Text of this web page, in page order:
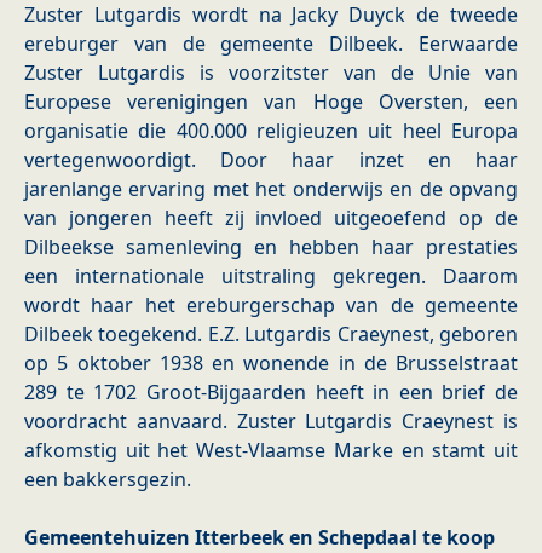
Zuster Lutgardis wordt na Jacky Duyck de tweede
ereburger van de gemeente Dilbeek. Eerwaarde
Zuster Lutgardis is voorzitster van de Unie van
Europese verenigingen van Hoge Oversten, een
organisatie die 400.000 religieuzen uit heel Europa
vertegenwoordigt. Door haar inzet en haar
jarenlange ervaring met het onderwijs en de opvang
van jongeren heeft zij invloed uitgeoefend op de
Dilbeekse samenleving en hebben haar prestaties
een internationale uitstraling gekregen. Daarom
wordt haar het ereburgerschap van de gemeente
Dilbeek toegekend. E.Z. Lutgardis Craeynest, geboren
op 5 oktober 1938 en wonende in de Brusselstraat
289 te 1702 Groot-Bijgaarden heeft in een brief de
voordracht aanvaard. Zuster Lutgardis Craeynest is
afkomstig uit het West-Vlaamse Marke en stamt uit
een bakkersgezin.
Gemeentehuizen Itterbeek en Schepdaal te koop